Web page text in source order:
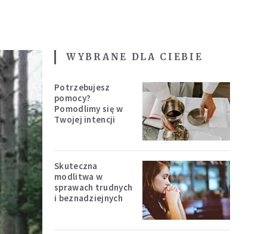
WYBRANE DLA CIEBIE
Potrzebujesz
pomocy?
Pomodlimy się w
Twojej intencji
Skuteczna
modlitwa w
sprawach trudnych
i beznadziejnych